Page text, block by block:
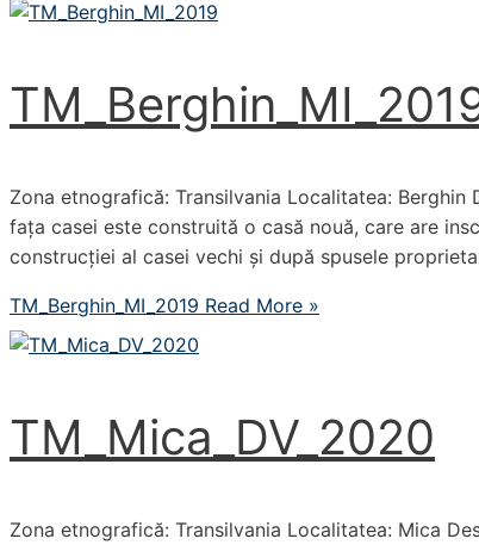
Zona etnografică: Transilvania Localitatea:
fața casei este construită o casă nouă, care are
construcției al casei vechi și după spusele
TM_Berghin_MI_2019 Read More »
TM_Mica_DV_2020
Zona etnografică: Transilvania Localitatea: Mica